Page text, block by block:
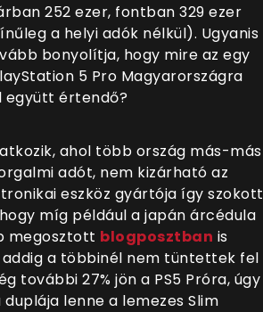
252 ezer, fontban 329 ezer
a helyi adók nélkül). Ugyanis
bonyolítja, hogy mire az egy
5 Pro Magyarországra
együtt értendő?
ahol több ország más-más
adót, nem kizárható az
eszköz gyártója így szokott
míg például a japán árcédula
megosztott blogposztban is
a többinél nem tüntettek fel
további 27% jön a PS5 Próra, úgy
lenne a lemezes Slim